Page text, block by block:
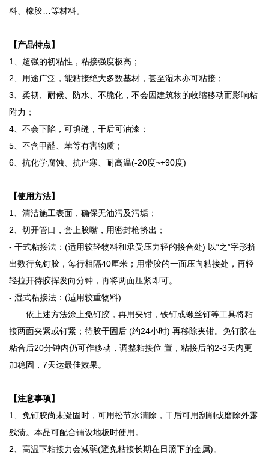
料、橡胶…等材料。
【产品特点】
1、超强的初粘性，粘接强度极高；
2、用途广泛，能粘接绝大多数基材，甚至湿木亦可粘接；
3、柔韧、耐候、防水、不脆化，不会因建筑物的收缩移动而影响粘
附力；
4、不会下陷，可填缝，干后可油漆；
5、不含甲醛、苯等有害物质；
6、抗化学腐蚀、抗严寒、耐高温(-20度~+90度)
【使用方法】
1、清洁施工表面，确保无油污及污垢；
2、切开管口，套上胶嘴，用密封枪挤出；
- 干式粘接法：(适用较轻物料和承受压力轻的接合处) 以“之”字形挤
出数行免钉胶，每行相隔40厘米；用带胶的一面压向粘接处，再轻
轻拉开待胶挥发向分钟，再将两面压紧即可。
- 湿式粘接法：(适用较重物料)
依上述方法涂上免钉胶，再用夹钳，铁钉或螺丝钉等工具将粘
接两面夹紧或钉紧；待胶干固后 (约24小时) 再移除夹钳。免钉胶在
粘合后20分钟内仍可作移动，调整粘接位 置，粘接后的2-3天内更
加稳固，7天达最佳效果。
【注意事项】
1、免钉胶尚未凝固时，可用松节水清除，干后可用刮削或磨除外露
残渍。本品可配合铺设地板时使用。
2、高温下粘接力会减弱(避免粘接长期在日照下的金属)。